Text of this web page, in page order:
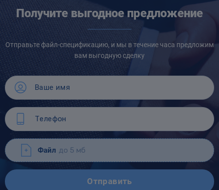
Получите выгодное предложение
Отправьте файл-спецификацию, и мы в течение часа предложим
вам выгодную сделку
Файл до 5 мб
Отправить